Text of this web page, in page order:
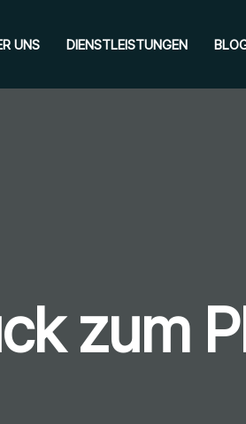
UNS DIENSTLEISTUNGEN
zum